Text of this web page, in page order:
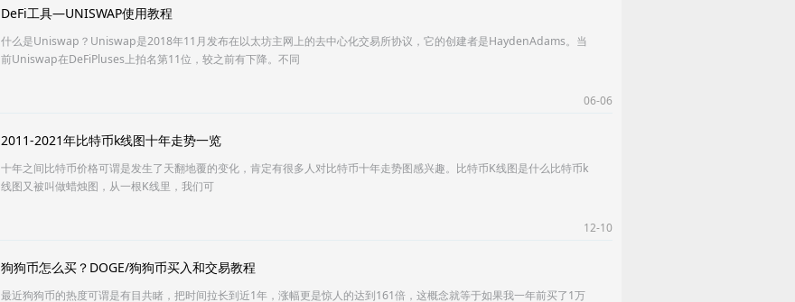
DeFi工具—UNISWAP使用教程
什么是Uniswap？Uniswap是2018年11月发布在以太坊主网上的去中心化交易所协议，它的创建者是HaydenAdams。当
前Uniswap在DeFiPluses上拍名第11位，较之前有下降。不同
06-06
2011-2021年比特币k线图十年走势一览
十年之间比特币价格可谓是发生了天翻地覆的变化，肯定有很多人对比特币十年走势图感兴趣。比特币K线图是什么比特币k
线图又被叫做蜡烛图，从一根K线里，我们可
12-10
狗狗币怎么买？DOGE/狗狗币买入和交易教程
最近狗狗币的热度可谓是有目共睹，把时间拉长到近1年，涨幅更是惊人的达到161倍，这概念就等于如果我一年前买了1万